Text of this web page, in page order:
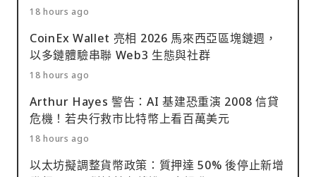
18 hours ago
CoinEx Wallet 亮相 2026 馬來西亞區塊鏈週，
以多鏈體驗串聯 Web3 生態與社群
18 hours ago
Arthur Hayes 警告：AI 基建恐重演 2008 信貸
危機！若央行救市比特幣上看百萬美元
18 hours ago
以太坊擬調整貨幣政策：質押達 50% 後停止新增